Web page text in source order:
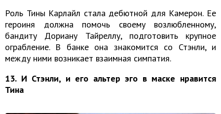
Роль Тины Карлайл стала дебютной для Камерон. Ее
героиня должна помочь своему возлюбленному,
бандиту Дориану Тайреллу, подготовить крупное
ограбление. В банке она знакомится со Стэнли, и
между ними возникает взаимная симпатия.
13. И Стэнли, и его альтер эго в маске нравится
Тина